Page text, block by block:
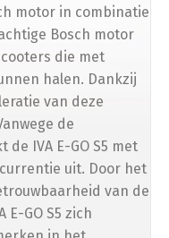
motor in combinatie
Bosch motor
die met
halen. Dankzij
van deze
de
IVA E-GO S5 met
uit. Door het
van de
GO S5 zich